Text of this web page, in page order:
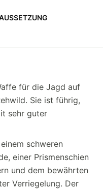
für die Jagd auf
Sie ist führig,
sehr guter
schweren
einer Prismenschien
und dem bewährten
Verriegelung. Der